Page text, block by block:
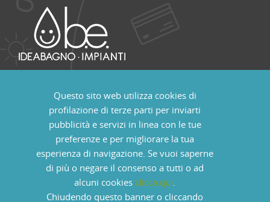
+39 (0165) 23 98 15 uffici
B.E Impianti Ecotecnologici S.r.l
Località Pont Suaz, 88
11020 Charvensod - Aosta - Italia
P.IVA: 01101160073 - REA AO67621
Capitale soc. eur. 80.000 int. vers.
Questo sito web utilizza cookies di
profilazione di terze parti per inviarti
pubblicità e servizi in linea con le tue
preferenze e per migliorare la tua
esperienza di navigazione. Se vuoi saperne
di più o negare il consenso a tutti o ad
alcuni cookies clicca qui.
Chiudendo questo banner o cliccando